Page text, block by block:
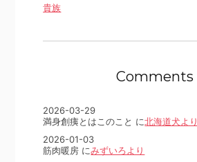
貴族
Comments
2026-03-29
満身創痍とはこのこと に北海道犬より
2026-01-03
筋肉暖房 にみずいろより